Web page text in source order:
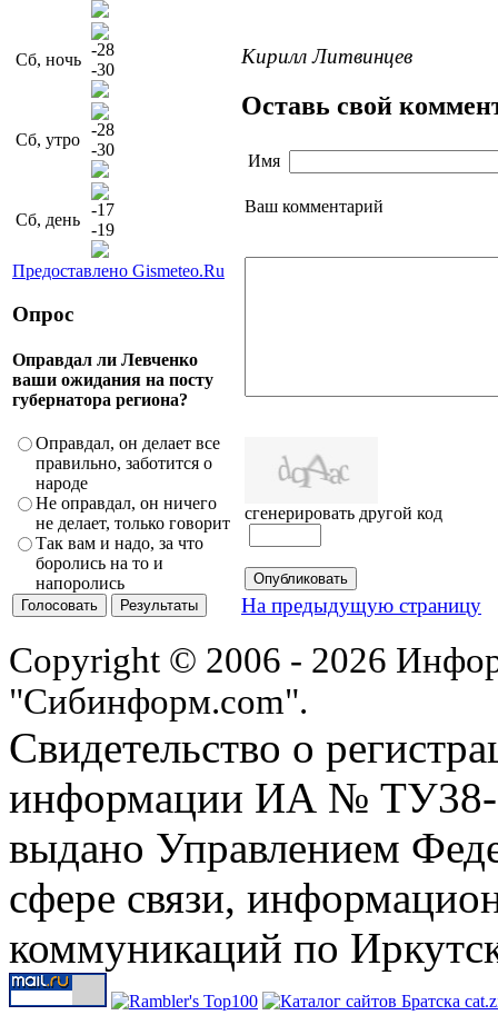
Сб, ночь
-28
-30
Сб, утро
-28
-30
Сб, день
-17
-19
Предоставлено Gismeteo.Ru
Опрос
Оправдал ли Левченко
ваши ожидания на посту
губернатора региона?
Оправдал, он делает все
правильно, заботится о
народе
Не оправдал, он ничего
не делает, только говорит
Так вам и надо, за что
боролись на то и
напоролись
Кирилл Литвинцев
Оставь свой
Имя
Ваш комментарий
сгенерировать другой код
На предыдущую страницу
Copyright © 2006 - 2026
"Сибинформ.com".
Свидетельство о
информации ИА № ТУ38-
выдано Управлением
сфере связи,
коммуникаций по